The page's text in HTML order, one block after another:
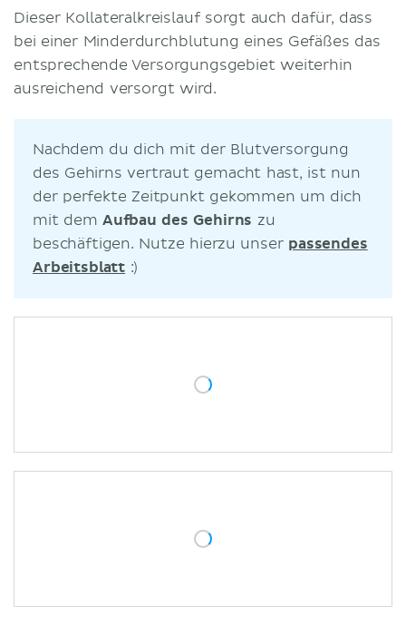
Dieser Kollateralkreislauf sorgt auch dafür, dass
bei einer Minderdurchblutung eines Gefäßes das
entsprechende Versorgungsgebiet weiterhin
ausreichend versorgt wird.
Nachdem du dich mit der Blutversorgung
des Gehirns vertraut gemacht hast, ist nun
der perfekte Zeitpunkt gekommen um dich
mit dem Aufbau des Gehirns zu
beschäftigen. Nutze hierzu unser passendes
Arbeitsblatt :)